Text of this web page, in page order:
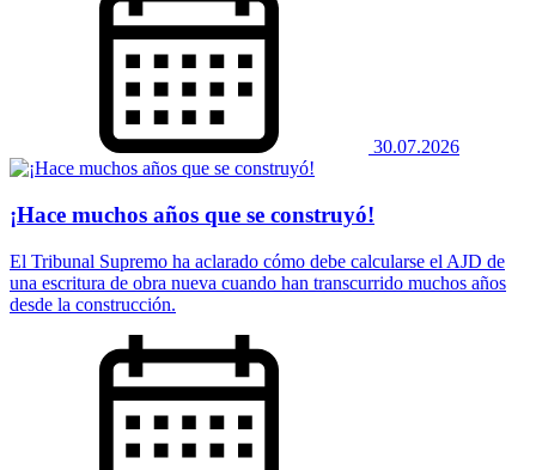
30.07.2026
¡Hace muchos años que se construyó!
El Tribunal Supremo ha aclarado cómo debe calcularse el AJD de
una escritura de obra nueva cuando han transcurrido muchos años
desde la construcción.